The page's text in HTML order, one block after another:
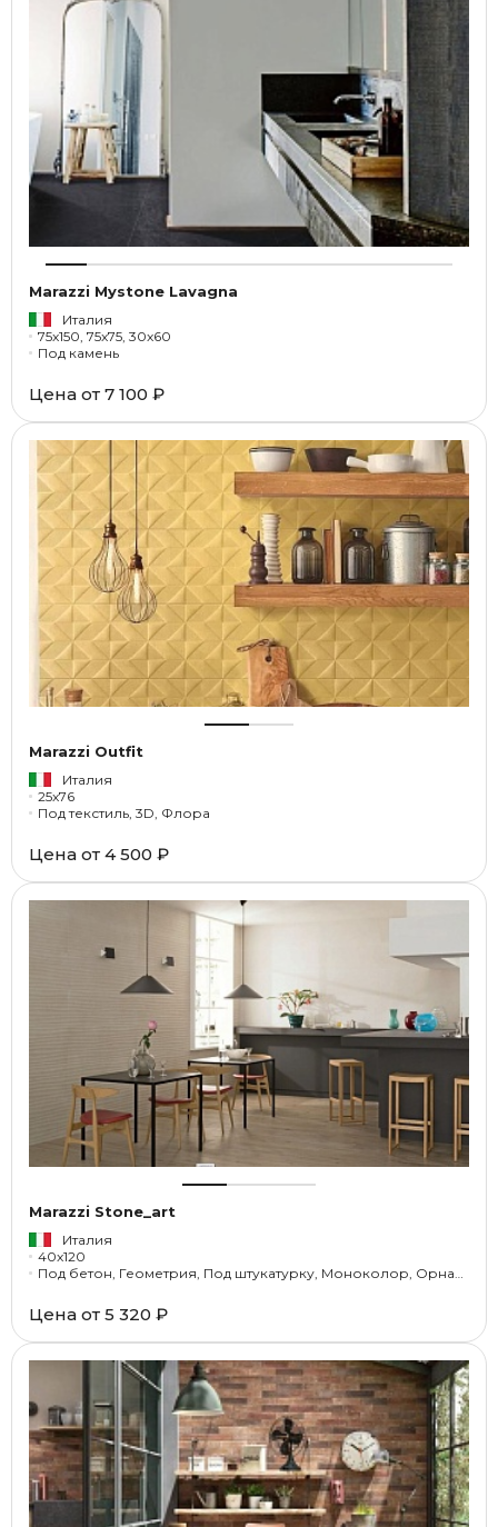
Marazzi Mystone Lavagna
Италия
75x150, 75x75, 30x60
Под камень
Цена от 7 100 ₽
Marazzi Outfit
Италия
25x76
Под текстиль, 3D, Флора
Цена от 4 500 ₽
Marazzi Stone_art
Италия
40x120
Под бетон, Геометрия, Под штукатурку, Моноколор, Орнамент
Цена от 5 320 ₽